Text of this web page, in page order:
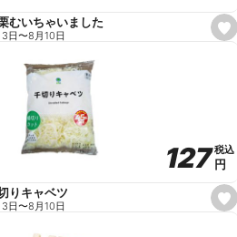
s
e
e
むいちゃいました
日〜8月10日
s
e
127
127税込
税込
円
円
りキャベツ
日〜8月10日